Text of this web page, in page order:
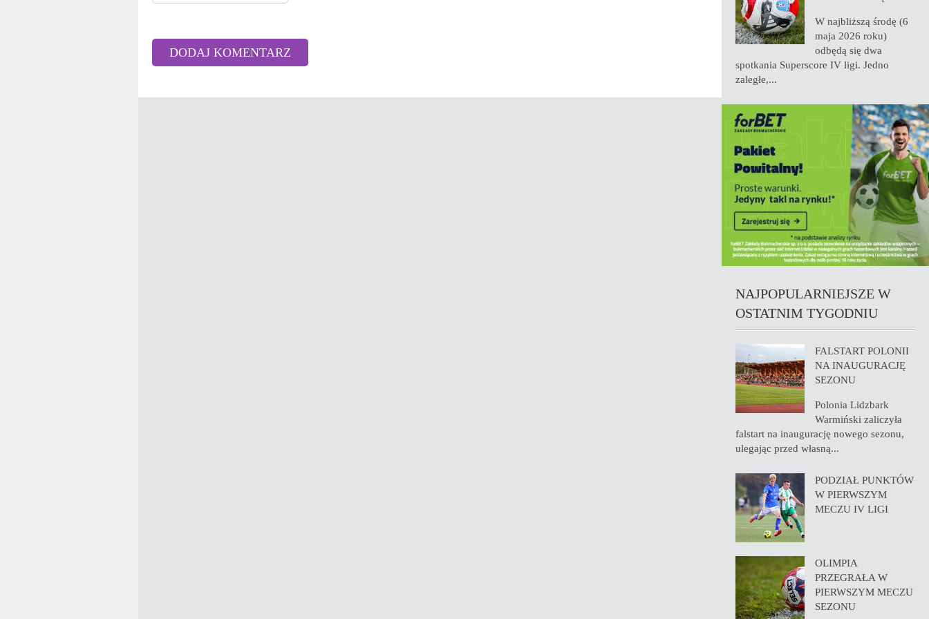
W najbliższą środę (6
maja 2026 roku)
odbędą się dwa
spotkania Superscore IV ligi. Jedno
zaległe,...
NAJPOPULARNIEJSZE W
OSTATNIM TYGODNIU
FALSTART POLONII
NA INAUGURACJĘ
SEZONU
Polonia Lidzbark
Warmiński zaliczyła
falstart na inaugurację nowego sezonu,
ulegając przed własną...
PODZIAŁ PUNKTÓW
W PIERWSZYM
MECZU IV LIGI
OLIMPIA
PRZEGRAŁA W
PIERWSZYM MECZU
SEZONU